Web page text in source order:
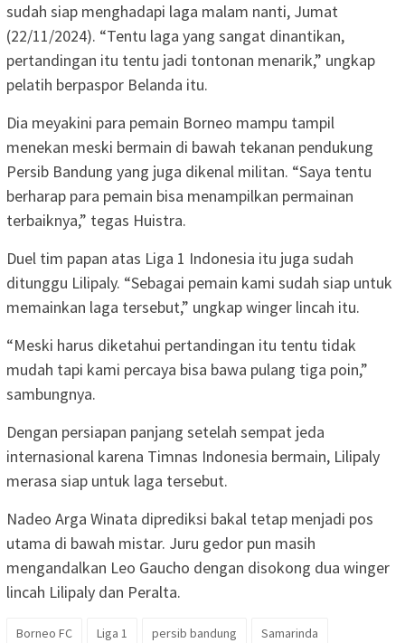
sudah siap menghadapi laga malam nanti, Jumat
(22/11/2024). “Tentu laga yang sangat dinantikan,
pertandingan itu tentu jadi tontonan menarik,” ungkap
pelatih berpaspor Belanda itu.
Dia meyakini para pemain Borneo mampu tampil
menekan meski bermain di bawah tekanan pendukung
Persib Bandung yang juga dikenal militan. “Saya tentu
berharap para pemain bisa menampilkan permainan
terbaiknya,” tegas Huistra.
Duel tim papan atas Liga 1 Indonesia itu juga sudah
ditunggu Lilipaly. “Sebagai pemain kami sudah siap untuk
memainkan laga tersebut,” ungkap winger lincah itu.
“Meski harus diketahui pertandingan itu tentu tidak
mudah tapi kami percaya bisa bawa pulang tiga poin,”
sambungnya.
Dengan persiapan panjang setelah sempat jeda
internasional karena Timnas Indonesia bermain, Lilipaly
merasa siap untuk laga tersebut.
Nadeo Arga Winata diprediksi bakal tetap menjadi pos
utama di bawah mistar. Juru gedor pun masih
mengandalkan Leo Gaucho dengan disokong dua winger
lincah Lilipaly dan Peralta.
Borneo FC Liga 1 persib bandung Samarinda